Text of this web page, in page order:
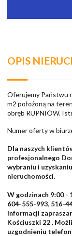
OPIS
Oferujemy Państwu
m2 położoną na
obręb RUPNIÓW.
Numer oferty w
Dla naszych
profesjonalnego
wybraniu i
nieruchomości.
W godzinach 9:00 -
604-555-993, 516-
informacji
Kościuszki 22 .
uzgodnieniu